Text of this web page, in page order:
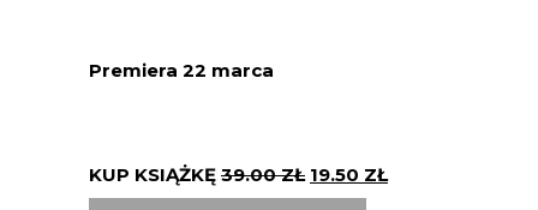
Premiera 22 marca
KUP KSIĄŻKĘ 39.00ZŁ 19.50 ZŁ